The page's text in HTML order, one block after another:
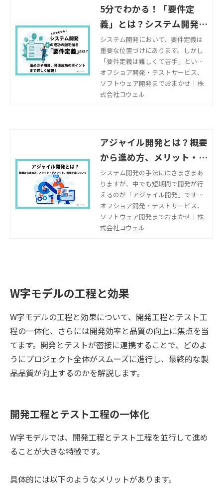
5分でわかる！「要件定
義」とは？システム開発成
功のための進め方や項目、
発注成功のポイントまで詳
しく解説！
システム開発において、要件定義は
重要な位置づけにあります。しかし
「要件定義は難しくて苦手」という
人もいるはず。そこで当記事では、
要件定義の必要性から基本的な流れ
までを解説します。
オフショア開発・テストサービス、
ソフトウェア開発までおまかせ｜株
式会社コウェル
アジャイル開発とは？概要
から進め方、メリット・デ
メリット、開発手法につい
て
システム開発の手法にはさまざまあ
りますが、中でも短期間で開発が行
えるのが「アジャイル開発」です。
当記事では、アジャイル開発の基本
的な工程や手法を解説します。ま
た、アジャイル開発を導入して失敗
オフショア開発・テストサービス、
ソフトウェア開発までおまかせ｜株
式会社コウェル
W字モデルの工程と効果
W字モデルの工程と効果について、開発工程とテスト工
程の一体化、さらには開発効率と品質の向上に焦点を当
てます。開発とテストが密接に連携することで、どのよ
うにプロジェクト全体がスムーズに進行し、最終的な製
品品質が向上するのかを解説します。
開発工程とテスト工程の一体化
W字モデルでは、開発工程とテスト工程を並行して進め
ることが大きな特徴です。
具体的には以下のようなメリットがあります。